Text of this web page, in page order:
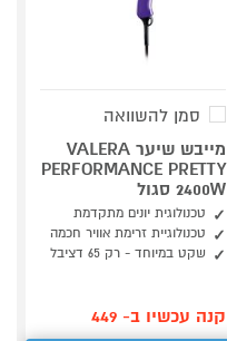
סמן להשוואה
מייבש שיער VALERA
PERFORMANCE PRETTY
2400W סגול
טכנולוגית יונים מתקדמת
טכנולוגיית זרימת אוויר חכמה
שקט במיוחד - רק 65 דציבל
קנה עכשיו ב- 449